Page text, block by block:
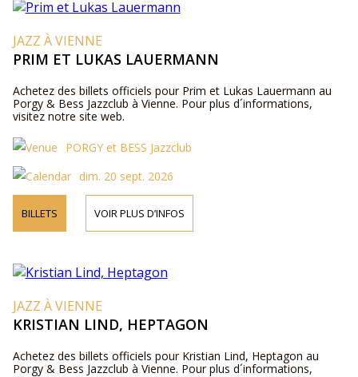
JAZZ À VIENNE
PRIM ET LUKAS LAUERMANN
Achetez des billets officiels pour Prim et Lukas Lauermann au
Porgy & Bess Jazzclub à Vienne. Pour plus d´informations,
visitez notre site web.
PORGY et BESS Jazzclub
dim. 20 sept. 2026
BILLETS VOIR PLUS D’INFOS
JAZZ À VIENNE
KRISTIAN LIND, HEPTAGON
Achetez des billets officiels pour Kristian Lind, Heptagon au
Porgy & Bess Jazzclub à Vienne. Pour plus d´informations,